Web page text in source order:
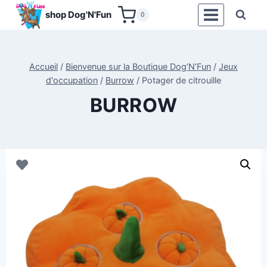
Aller
shop Dog'N'Fun 0
Accueil / Bienvenue sur la Boutique Dog’N’Fun / Jeux
d'occupation / Burrow / Potager de citrouille
BURROW